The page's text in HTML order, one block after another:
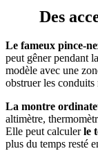
Des
Le fameux pince-
peut gêner pendant
modèle avec une
obstruer les
La montre
altimètre,
Elle peut calculerle
plus du temps resté